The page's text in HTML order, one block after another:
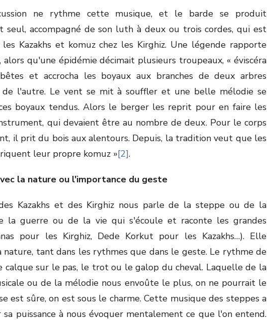
ne rythme cette musique, et le barde se produit
seul, accompagné de son luth à deux ou trois cordes, qui est
Kazakhs et komuz chez les Kirghiz. Une légende rapporte
qu'une épidémie décimait plusieurs troupeaux, « éviscéra
et accrocha les boyaux aux branches de deux arbres
de l'autre. Le vent se mit à souffler et une belle mélodie se
boyaux tendus. Alors le berger les reprit pour en faire les
qui devaient être au nombre de deux. Pour le corps
il prit du bois aux alentours. Depuis, la tradition veut que les
leur propre komuz »[2].
la nature ou l'importance du geste
Kazakhs et des Kirghiz nous parle de la steppe ou de la
la guerre ou de la vie qui s'écoule et raconte les grandes
pour les Kirghiz, Dede Korkut pour les Kazakhs…). Elle
nature, tant dans les rythmes que dans le geste. Le rythme de
calque sur le pas, le trot ou le galop du cheval. Laquelle de la
ou de la mélodie nous envoûte le plus, on ne pourrait le
est sûre, on est sous le charme. Cette musique des steppes a
puissance à nous évoquer mentalement ce que l'on entend.